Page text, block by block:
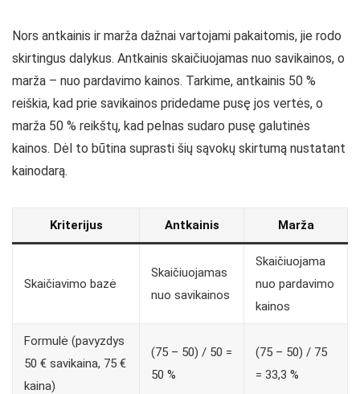
Nors antkainis ir marža dažnai vartojami pakaitomis, jie rodo
skirtingus dalykus. Antkainis skaičiuojamas nuo savikainos, o
marža – nuo pardavimo kainos. Tarkime, antkainis 50 %
reiškia, kad prie savikainos pridedame pusę jos vertės, o
marža 50 % reikštų, kad pelnas sudaro pusę galutinės
kainos. Dėl to būtina suprasti šių sąvokų skirtumą nustatant
kainodarą.
Kriterijus Antkainis Marža
Skaičiavimo bazė
Skaičiuojamas
nuo savikainos
Skaičiuojama
nuo pardavimo
kainos
Formulė (pavyzdys
50 € savikaina, 75 €
kaina)
(75 – 50) / 50 =
50 %
(75 – 50) / 75
= 33,3 %